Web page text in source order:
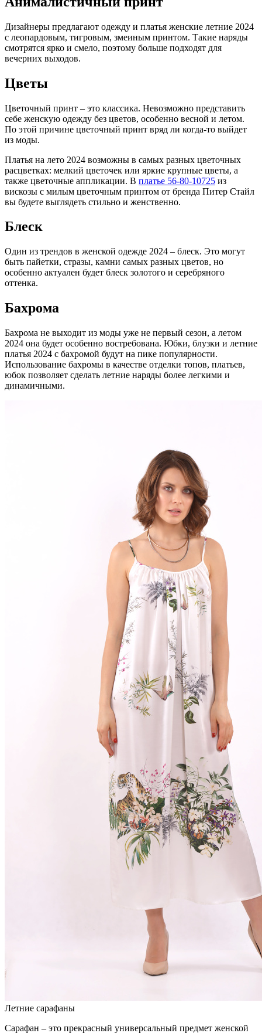
Дизайнеры предлагают одежду и платья женские летние 2024
с леопардовым, тигровым, змеиным принтом. Такие наряды
смотрятся ярко и смело, поэтому больше подходят для
вечерних выходов.
Цветы
Цветочный принт – это классика. Невозможно представить
себе женскую одежду без цветов, особенно весной и летом.
По этой причине цветочный принт вряд ли когда-то выйдет
из моды.
Платья на лето 2024 возможны в самых разных цветочных
расцветках: мелкий цветочек или яркие крупные цветы, а
также цветочные аппликации. В платье 56-80-10725 из
вискозы с милым цветочным принтом от бренда Питер Стайл
вы будете выглядеть стильно и женственно.
Блеск
Один из трендов в женской одежде 2024 – блеск. Это могут
быть пайетки, стразы, камни самых разных цветов, но
особенно актуален будет блеск золотого и серебряного
оттенка.
Бахрома
Бахрома не выходит из моды уже не первый сезон, а летом
2024 она будет особенно востребована. Юбки, блузки и летние
платья 2024 с бахромой будут на пике популярности.
Использование бахромы в качестве отделки топов, платьев,
юбок позволяет сделать летние наряды более легкими и
динамичными.
Летние сарафаны
Сарафан – это прекрасный универсальный предмет женской